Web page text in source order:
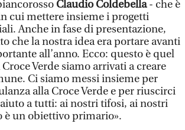
Claudio Coldebella- che è
cui mettere insieme i progetti
Anche in fase di presentazione,
che la nostra idea era portare avanti
all’anno. Ecco: questo è quel
Verde siamo arrivati a creare
Ci siamo messi insieme per
alla Croce Verde e per riuscirci
a tutti: ai nostri tifosi, ai nostri
è un obiettivo primario».